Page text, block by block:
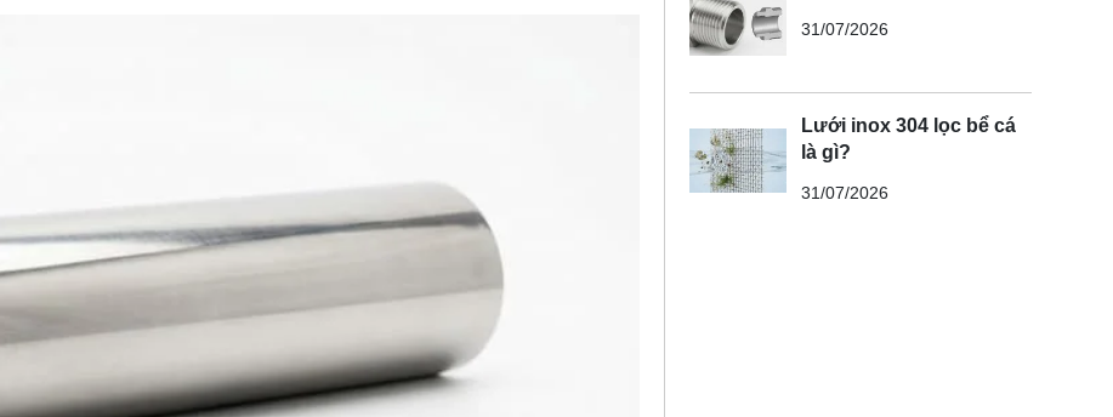
31/07/2026
Lưới inox 304 lọc bể cá
là gì?
31/07/2026